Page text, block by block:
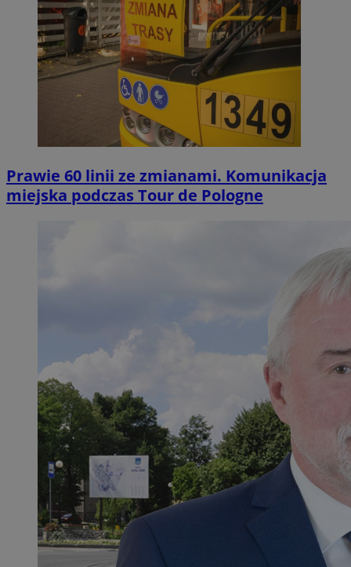
Prawie 60 linii ze zmianami. Komunikacja
miejska podczas Tour de Pologne